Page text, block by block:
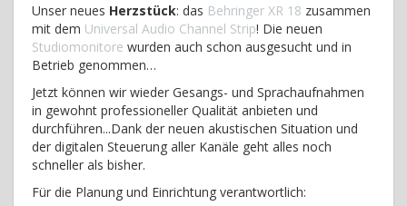
Unser neues Herzstück: das Behringer XR 18 zusammen
mit dem Universal Audio Channel Strip! Die neuen
Studiomonitore wurden auch schon ausgesucht und in
Betrieb genommen…
Jetzt können wir wieder Gesangs- und Sprachaufnahmen
in gewohnt professioneller Qualität anbieten und
durchführen...Dank der neuen akustischen Situation und
der digitalen Steuerung aller Kanäle geht alles noch
schneller als bisher.
Für die Planung und Einrichtung verantwortlich: